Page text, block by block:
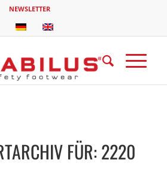
NEWSLETTER
FÜR: 2220